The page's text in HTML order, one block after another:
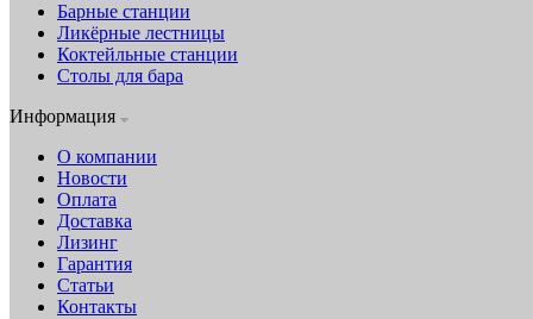
Барные станции
Ликёрные лестницы
Коктейльные станции
Столы для бара
Информация
О компании
Новости
Оплата
Доставка
Лизинг
Гарантия
Статьи
Контакты